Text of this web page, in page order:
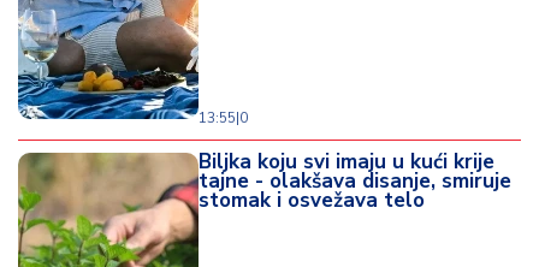
13:55|0
Biljka koju svi imaju u kući krije
tajne - olakšava disanje, smiruje
stomak i osvežava telo